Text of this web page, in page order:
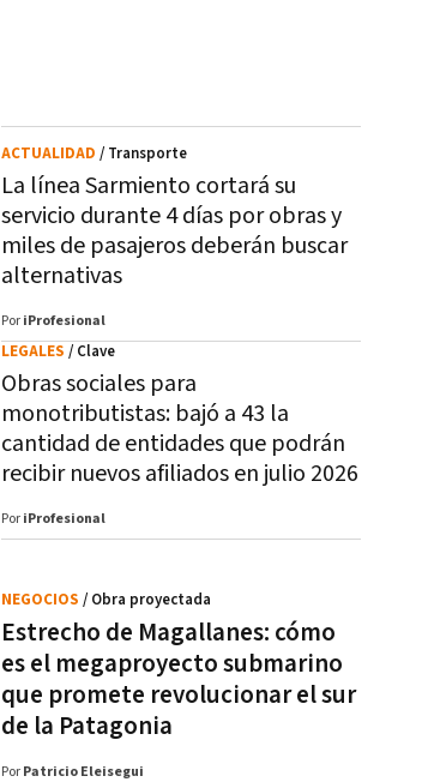
La línea Sarmiento cortará su
servicio durante 4 días por obras y
miles de pasajeros deberán buscar
alternativas
ACTUALIDAD / Transporte
Por iProfesional
Obras sociales para
monotributistas: bajó a 43 la
cantidad de entidades que podrán
recibir nuevos afiliados en julio 2026
LEGALES / Clave
Por iProfesional
Estrecho de Magallanes: cómo
es el megaproyecto submarino
que promete revolucionar el sur
de la Patagonia
NEGOCIOS / Obra proyectada
Por Patricio Eleisegui